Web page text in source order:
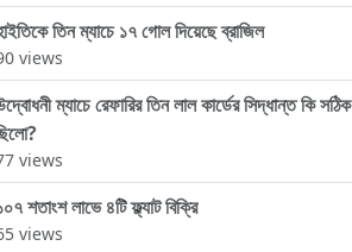
তিন ম্যাচে ১৭ গোল দিয়েছে ব্রাজিল
views
ম্যাচে রেফারির তিন লাল কার্ডের সিদ্ধান্ত কি সঠিক
views
শতাংশ লাভে ৪টি ফ্ল্যাট বিক্রি
views